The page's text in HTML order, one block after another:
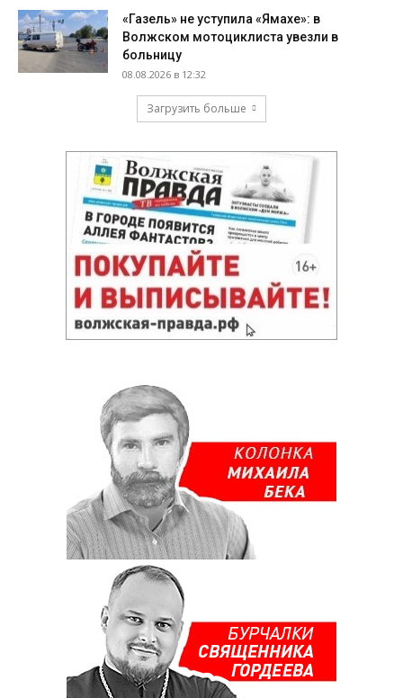
«Газель» не уступила «Ямахе»: в
Волжском мотоциклиста увезли в
больницу
08.08.2026 в 12:32
Загрузить больше